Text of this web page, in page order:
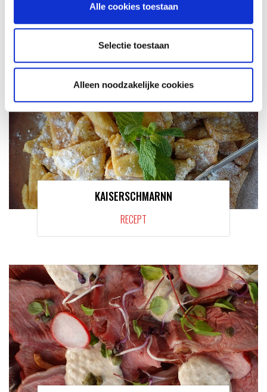
Alle cookies toestaan
Selectie toestaan
Alleen noodzakelijke cookies
HOW TO: AANSTEKEN EN VOORBEREIDEN
KAISERSCHMARNN
RECEPT